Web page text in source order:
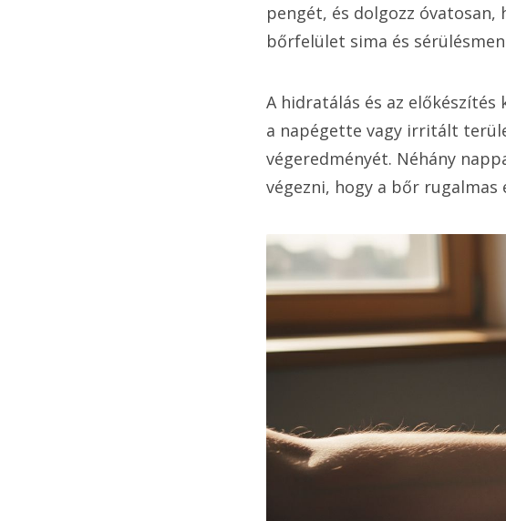
pengét, és dolgozz
bőrfelület sima és
A hidratálás és az
a napégette vagy irritált
végeredményét. Néhány
végezni, hogy a bőr rugalmas